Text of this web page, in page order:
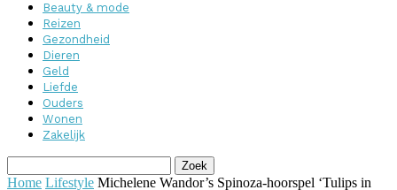
Beauty & mode
Reizen
Gezondheid
Dieren
Geld
Liefde
Ouders
Wonen
Zakelijk
Home Lifestyle Michelene Wandor’s Spinoza-hoorspel ‘Tulips in